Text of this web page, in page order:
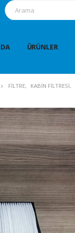
ÜRÜNLER
FİLTRE, KABİN FİLTRESİ,